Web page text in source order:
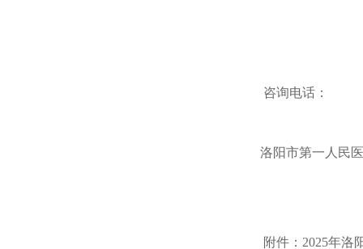
咨询电话：
洛阳市第一人民医
附件：2025年洛